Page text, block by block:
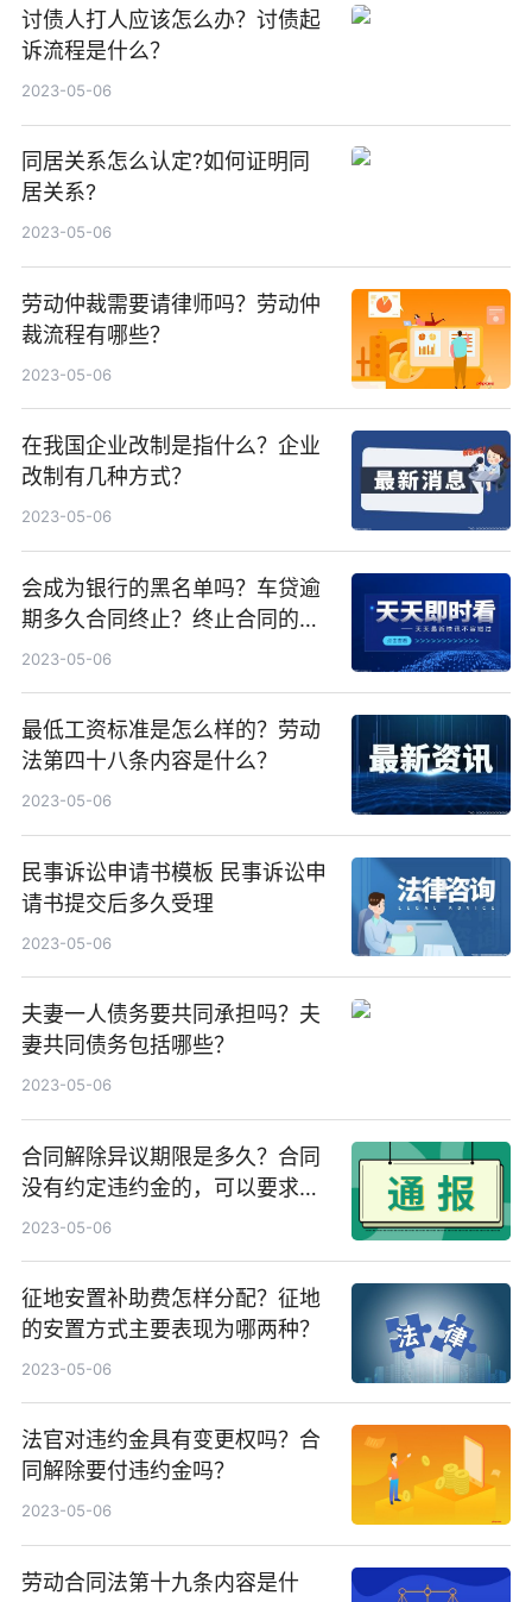
讨债人打人应该怎么办？讨债起
诉流程是什么？
2023-05-06
同居关系怎么认定?如何证明同
居关系?
2023-05-06
劳动仲裁需要请律师吗？劳动仲
裁流程有哪些？
2023-05-06
在我国企业改制是指什么？企业
改制有几种方式？
2023-05-06
会成为银行的黑名单吗？车贷逾
期多久合同终止？终止合同的条
件是什么？
2023-05-06
最低工资标准是怎么样的？劳动
法第四十八条内容是什么？
2023-05-06
民事诉讼申请书模板 民事诉讼申
请书提交后多久受理
2023-05-06
夫妻一人债务要共同承担吗？夫
妻共同债务包括哪些？
2023-05-06
合同解除异议期限是多久？合同
没有约定违约金的，可以要求对
方赔偿违约金吗？
2023-05-06
征地安置补助费怎样分配？征地
的安置方式主要表现为哪两种？
2023-05-06
法官对违约金具有变更权吗？合
同解除要付违约金吗？
2023-05-06
劳动合同法第十九条内容是什